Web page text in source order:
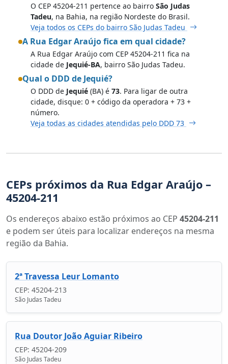
O CEP 45204-211 pertence ao bairro São Judas
Tadeu, na Bahia, na região Nordeste do Brasil.
Veja todos os CEPs do bairro São Judas Tadeu
A Rua Edgar Araújo fica em qual cidade?
A Rua Edgar Araújo com CEP 45204-211 fica na
cidade de Jequié-BA, bairro São Judas Tadeu.
Qual o DDD de Jequié?
O DDD de Jequié (BA) é 73. Para ligar de outra
cidade, disque: 0 + código da operadora + 73 +
número.
Veja todas as cidades atendidas pelo DDD 73
CEPs próximos da Rua Edgar Araújo –
45204-211
Os endereços abaixo estão próximos ao CEP 45204-211
e podem ser úteis para localizar endereços na mesma
região da Bahia.
2ª Travessa Leur Lomanto
CEP: 45204-213
São Judas Tadeu
Rua Doutor João Aguiar Ribeiro
CEP: 45204-209
São Judas Tadeu